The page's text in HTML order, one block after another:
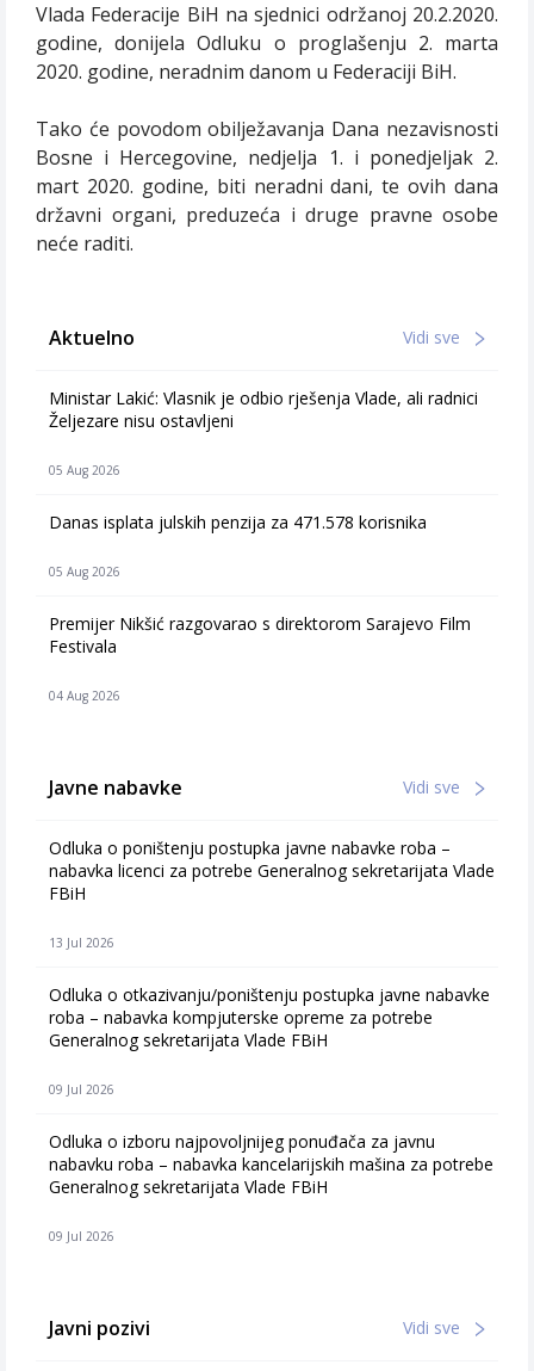
Vlada Federacije BiH na sjednici održanoj 20.2.2020.
godine, donijela Odluku o proglašenju 2. marta
2020. godine, neradnim danom u Federaciji BiH.
Tako će povodom obilježavanja Dana nezavisnosti
Bosne i Hercegovine, nedjelja 1. i ponedjeljak 2.
mart 2020. godine, biti neradni dani, te ovih dana
državni organi, preduzeća i druge pravne osobe
neće raditi.
Aktuelno Vidi sve
Ministar Lakić: Vlasnik je odbio rješenja Vlade, ali radnici
Željezare nisu ostavljeni
05 Aug 2026
Danas isplata julskih penzija za 471.578 korisnika
05 Aug 2026
Premijer Nikšić razgovarao s direktorom Sarajevo Film
Festivala
04 Aug 2026
Javne nabavke Vidi sve
Odluka o poništenju postupka javne nabavke roba –
nabavka licenci za potrebe Generalnog sekretarijata Vlade
FBiH
13 Jul 2026
Odluka o otkazivanju/poništenju postupka javne nabavke
roba – nabavka kompjuterske opreme za potrebe
Generalnog sekretarijata Vlade FBiH
09 Jul 2026
Odluka o izboru najpovoljnijeg ponuđača za javnu
nabavku roba – nabavka kancelarijskih mašina za potrebe
Generalnog sekretarijata Vlade FBiH
09 Jul 2026
Javni pozivi Vidi sve